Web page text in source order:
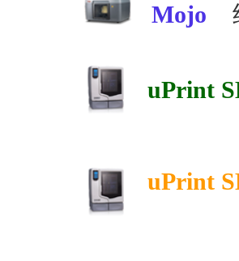
Mojo
uPrint S
uPrint